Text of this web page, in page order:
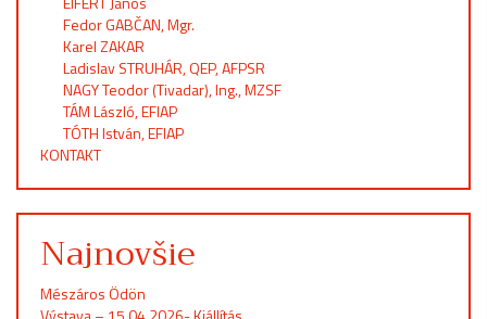
Fedor GABČAN, Mgr.
Karel ZAKAR
Ladislav STRUHÁR, QEP, AFPSR
NAGY Teodor (Tivadar), Ing., MZSF
TÁM László, EFIAP
TÓTH István, EFIAP
KONTAKT
Najnovšie
Mészáros Ödön